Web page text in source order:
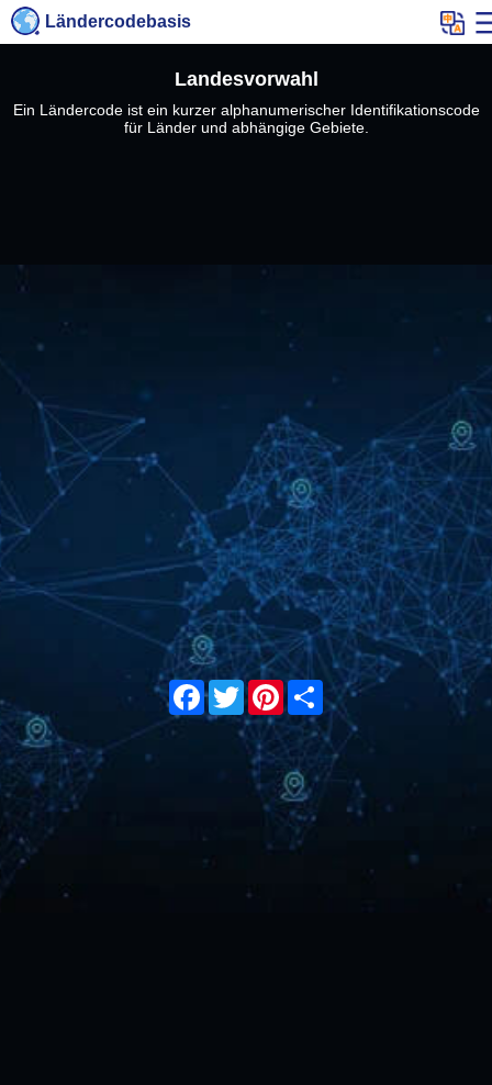
Ländercodebasis
Landesvorwahl
Ein Ländercode ist ein kurzer alphanumerischer Identifikationscode
für Länder und abhängige Gebiete.
Facebook
TwitterPinterest
Share